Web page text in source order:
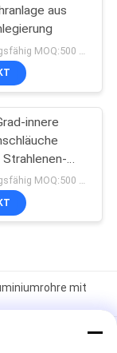
aus
innere
AL-10
Verhandlungsfähig MOQ:500 Sets
mit
Silber-
und